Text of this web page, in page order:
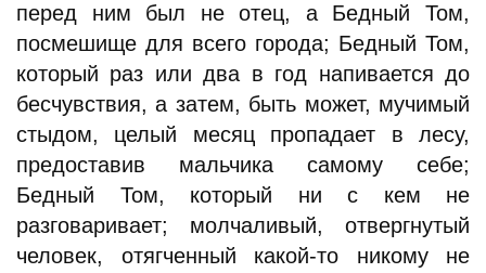
перед ним был не отец, а Бедный Том,
посмешище для всего города; Бедный Том,
который раз или два в год напивается до
бесчувствия, а затем, быть может, мучимый
стыдом, целый месяц пропадает в лесу,
предоставив мальчика самому себе;
Бедный Том, который ни с кем не
разговаривает; молчаливый, отвергнутый
человек, отягченный какой-то никому не